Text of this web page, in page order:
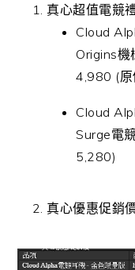
真心超值電競
Cloud
Origins機
4,980 (
Cloud
Surge電
5,280)
真心優惠促銷